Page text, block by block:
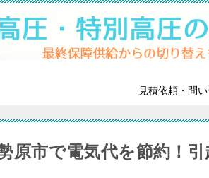
見積依頼・問
原市で電気代を節約！